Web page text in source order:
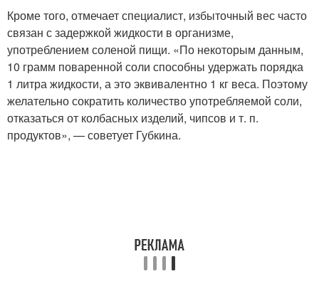
Кроме того, отмечает специалист, избыточный вес часто
связан с задержкой жидкости в организме,
употреблением соленой пищи. «По некоторым данным,
10 грамм поваренной соли способны удержать порядка
1 литра жидкости, а это эквивалентно 1 кг веса. Поэтому
желательно сократить количество употребляемой соли,
отказаться от колбасных изделий, чипсов и т. п.
продуктов», — советует Губкина.